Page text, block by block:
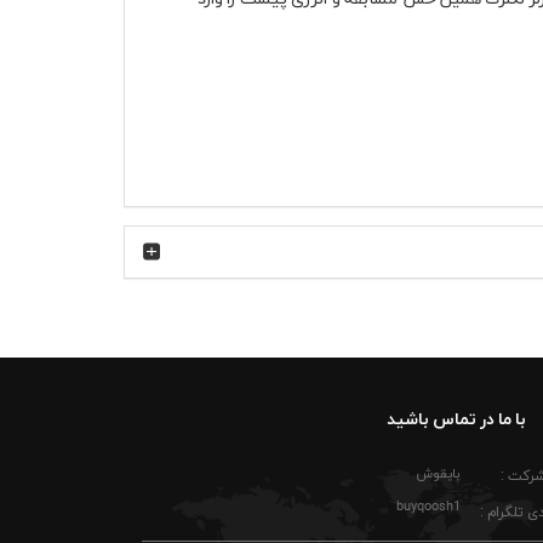
ای قرمز فراری چارلز لکلرک را زیر کاپشن
سفر و جمع‌های دوستانه کاملاً کاربردی است و
با ما در تماس باشید
شرکت :
تلگرام :
بایقوش
buyqoosh1